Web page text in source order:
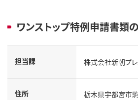
ワンストップ特例申請書類
担当課 株式会社新朝プレ
住所
栃木県宇都宮市